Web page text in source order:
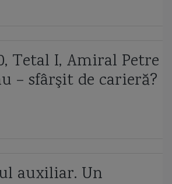
Tetal I, Amiral Petre
– sfârşit de carieră?
auxiliar. Un